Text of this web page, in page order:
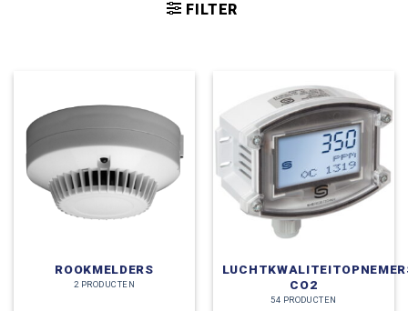
FILTER
ROOKMELDERS
2 PRODUCTEN
CO2
54 PRODUCTEN